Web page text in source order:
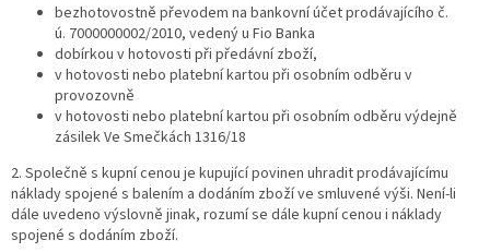
bezhotovostně převodem na bankovní účet prodávajícího č.
ú. 7000000002/2010, vedený u Fio Banka
dobírkou v hotovosti při předávní zboží,
v hotovosti nebo platební kartou při osobním odběru v
provozovně
v hotovosti nebo platební kartou při osobním odběru výdejně
zásilek Ve Smečkách 1316/18
2. Společně s kupní cenou je kupující povinen uhradit prodávajícímu
náklady spojené s balením a dodáním zboží ve smluvené výši. Není-li
dále uvedeno výslovně jinak, rozumí se dále kupní cenou i náklady
spojené s dodáním zboží.